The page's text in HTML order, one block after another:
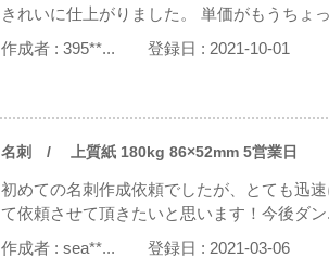
きれいに仕上がりました。 単価がもうちょ
作成者 : 395**... 登録日 : 2021-10-01
名刺 / 上質紙 180kg 86×52mm 5営業日
初めての名刺作成依頼でしたが、とても迅
て依頼させて頂きたいと思います！今後ダン
作成者 : sea**... 登録日 : 2021-03-06